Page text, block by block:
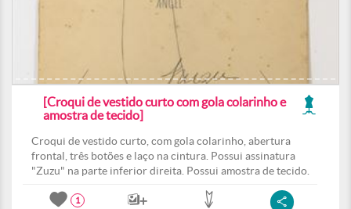
[Croqui de vestido curto com gola colarinho e
amostra de tecido]
Croqui de vestido curto, com gola colarinho, abertura
frontal, três botões e laço na cintura. Possui assinatura
"Zuzu" na parte inferior direita. Possui amostra de tecido.
1